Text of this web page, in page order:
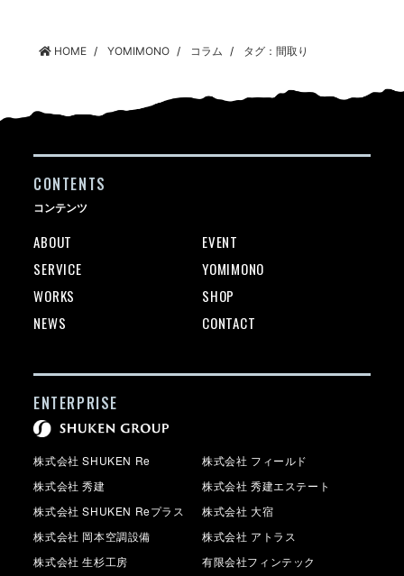
HOME YOMIMONO コラム タグ：間取り
CONTENTS
コンテンツ
ABOUT
EVENT
SERVICE
YOMIMONO
WORKS
SHOP
NEWS
CONTACT
ENTERPRISE
株式会社 SHUKEN Re
株式会社 フィールド
株式会社 秀建
株式会社 秀建エステート
株式会社 SHUKEN Reプラス
株式会社 大宿
株式会社 岡本空調設備
株式会社 アトラス
株式会社 生杉工房
有限会社フィンテック